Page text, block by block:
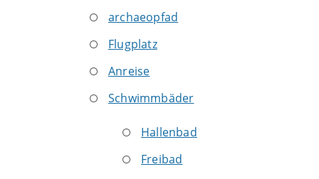
archaeopfad
Flugplatz
Anreise
Schwimmbäder
Hallenbad
Freibad